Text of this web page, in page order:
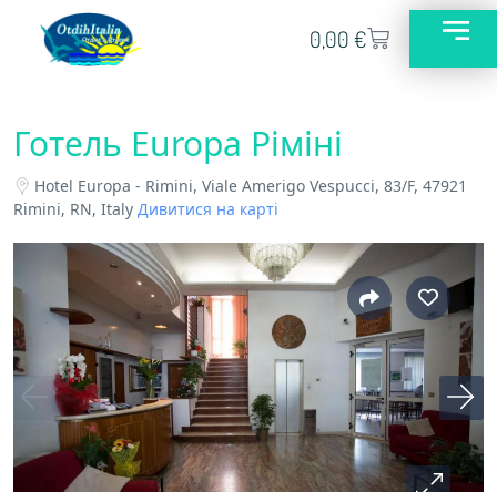
0,00€
Готель Europa Ріміні
Hotel Europa - Rimini, Viale Amerigo Vespucci, 83/F, 47921
Rimini, RN, Italy Дивитися на карті